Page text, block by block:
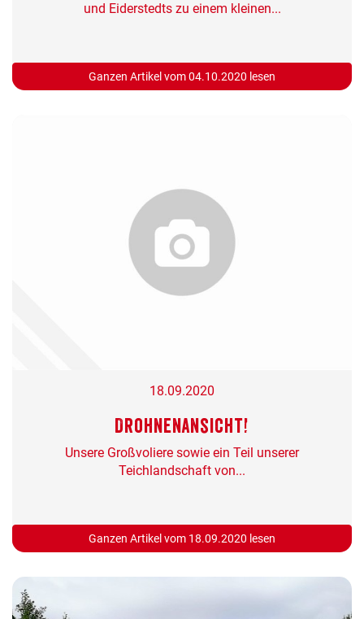
und Eiderstedts zu einem kleinen...
Ganzen Artikel vom 04.10.2020 lesen
18.09.2020
Drohnenansicht!
Unsere Großvoliere sowie ein Teil unserer
Teichlandschaft von...
Ganzen Artikel vom 18.09.2020 lesen